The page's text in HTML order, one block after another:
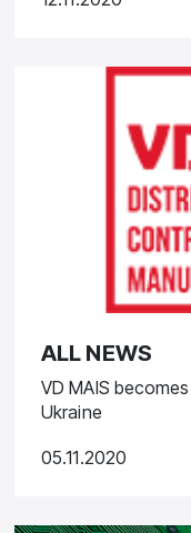
ALL NEWS
VD MAIS
Ukraine
05.11.2020